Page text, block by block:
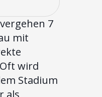
7
mit
wird
Stadium